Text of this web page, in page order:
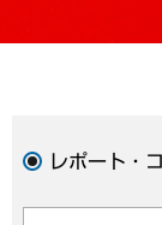
レポート・